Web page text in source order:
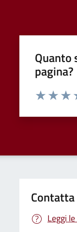
Quanto
pagina?
Valuta da 1 a
Leggi